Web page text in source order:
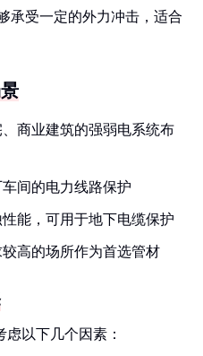
承受一定的外力冲击，适合
、商业建筑的强弱电系统布
车间的电力线路保护
性能，可用于地下电缆保护
较高的场所作为首选管材
以下几个因素：